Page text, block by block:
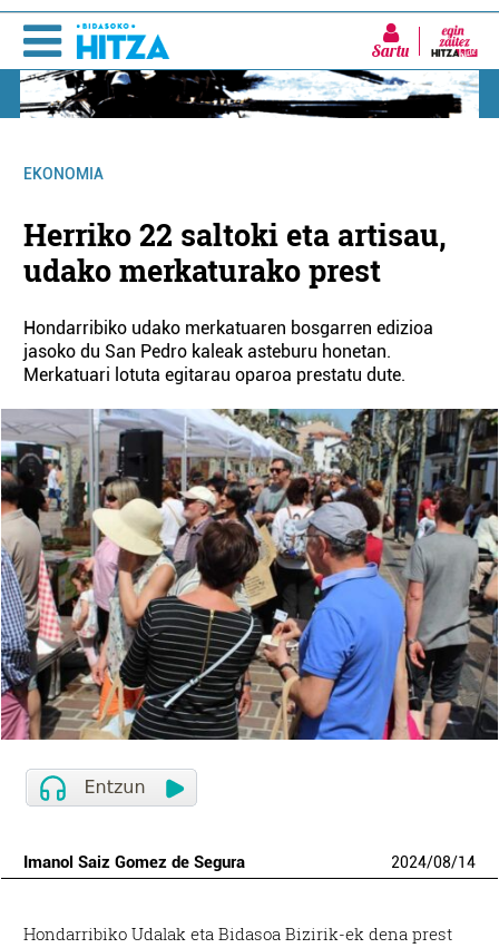
Sartu
EKONOMIA
Herriko 22 saltoki eta artisau,
udako merkaturako prest
Hondarribiko udako merkatuaren bosgarren edizioa
jasoko du San Pedro kaleak asteburu honetan.
Merkatuari lotuta egitarau oparoa prestatu dute.
Imanol Saiz Gomez de Segura 2024/08/14
Hondarribiko Udalak eta Bidasoa Bizirik-ek dena prest